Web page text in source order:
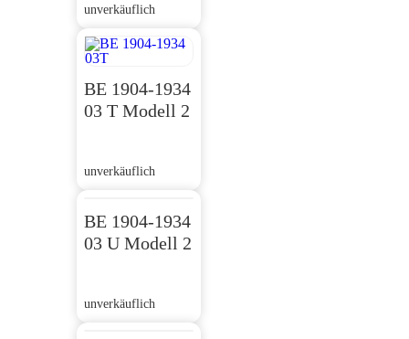
unverkäuflich
BE 1904-1934
03 T Modell 2
unverkäuflich
BE 1904-1934
03 U Modell 2
unverkäuflich